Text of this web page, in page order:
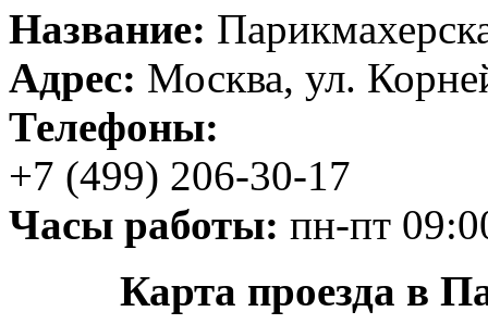
Название:
Адрес: Москва, ул.
Телефоны:
+7 (499) 206-30-17
Часы работы: пн-пт
Карта проезда в